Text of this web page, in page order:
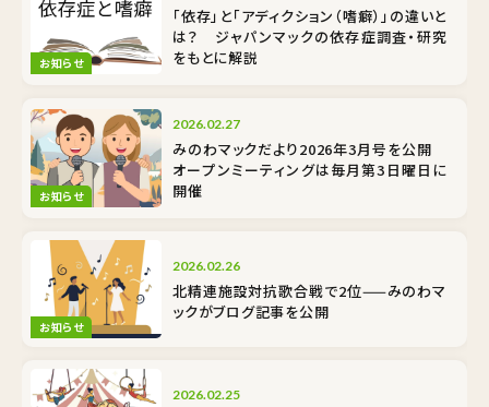
お知らせ
「依存」と「アディクション（嗜癖）」の違いと
は？ ジャパンマックの依存症調査・研究
をもとに解説
お知らせ
2026.02.27
みのわマックだより2026年3月号を公開
オープンミーティングは毎月第3日曜日に
開催
お知らせ
2026.02.26
北精連施設対抗歌合戦で2位——みのわマ
ックがブログ記事を公開
2026.02.25